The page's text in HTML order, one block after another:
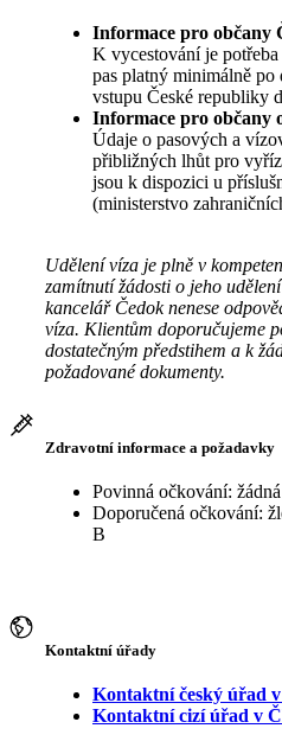
Informace pro občany
K vycestování je
pas platný minimálně
vstupu České republiky
Informace pro občany
Údaje o pasových a
přibližných lhůt pro
jsou k dispozici u
(ministerstvo
Udělení víza je plně v
zamítnutí žádosti o jeho
kancelář Čedok nenese
víza. Klientům doporučujeme
dostatečným předstihem a k
požadované dokumenty.
Zdravotní informace a požadavky
Povinná očkování: žádná
Doporučená očkování:
B
Kontaktní úřady
Kontaktní český úřad
Kontaktní cizí úřad v